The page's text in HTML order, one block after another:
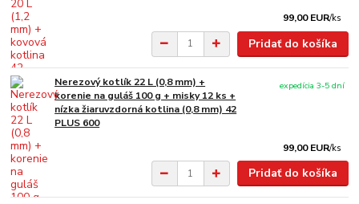
99,00 EUR/ks
Pridať do košíka
Nerezový kotlík 22 L (0,8 mm) +
korenie na guláš 100 g + misky 12 ks +
nízka žiaruvzdorná kotlina (0,8 mm) 42
PLUS 600
99,00 EUR/ks
expedícia 3-5 dní
Pridať do košíka